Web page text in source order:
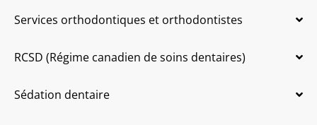
Services orthodontiques et orthodontistes
RCSD (Régime canadien de soins dentaires)
Sédation dentaire